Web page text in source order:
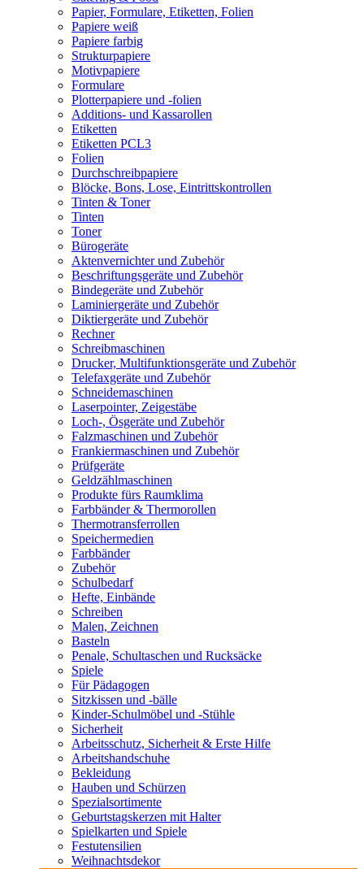
Papier, Formulare, Etiketten, Folien
Papiere weiß
Papiere farbig
Strukturpapiere
Motivpapiere
Formulare
Plotterpapiere und -folien
Additions- und Kassarollen
Etiketten
Etiketten PCL3
Folien
Durchschreibpapiere
Blöcke, Bons, Lose, Eintrittskontrollen
Tinten & Toner
Tinten
Toner
Bürogeräte
Aktenvernichter und Zubehör
Beschriftungsgeräte und Zubehör
Bindegeräte und Zubehör
Laminiergeräte und Zubehör
Diktiergeräte und Zubehör
Rechner
Schreibmaschinen
Drucker, Multifunktionsgeräte und Zubehör
Telefaxgeräte und Zubehör
Schneidemaschinen
Laserpointer, Zeigestäbe
Loch-, Ösgeräte und Zubehör
Falzmaschinen und Zubehör
Frankiermaschinen und Zubehör
Prüfgeräte
Geldzählmaschinen
Produkte fürs Raumklima
Farbbänder & Thermorollen
Thermotransferrollen
Speichermedien
Farbbänder
Zubehör
Schulbedarf
Hefte, Einbände
Schreiben
Malen, Zeichnen
Basteln
Penale, Schultaschen und Rucksäcke
Spiele
Für Pädagogen
Sitzkissen und -bälle
Kinder-Schulmöbel und -Stühle
Sicherheit
Arbeitsschutz, Sicherheit & Erste Hilfe
Arbeitshandschuhe
Bekleidung
Hauben und Schürzen
Spezialsortimente
Geburtstagskerzen mit Halter
Spielkarten und Spiele
Festutensilien
Weihnachtsdekor